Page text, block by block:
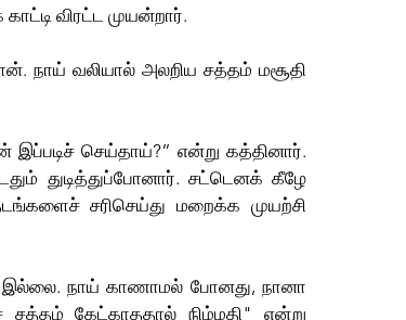
விரட்ட முயன்றார்.
நாய் வலியால் அலறிய சத்தம் மசூதி
இப்படிச் செய்தாய்?” என்று கத்தினார்.
துடித்துப்போனார். சட்டெனக் கீழே
சரிசெய்து மறைக்க முயற்சி
இல்லை. நாய் காணாமல் போனது, நானா
கேட்காததால் நிம்மதி" என்று